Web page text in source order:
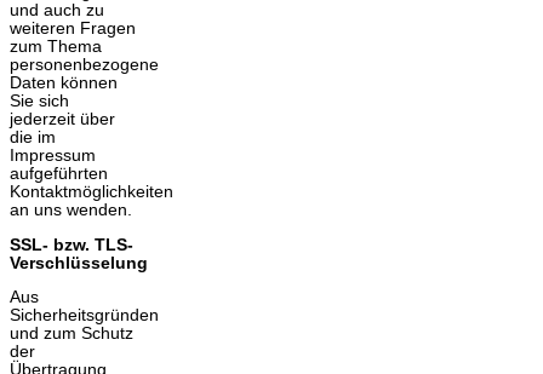
und auch zu
weiteren Fragen
zum Thema
personenbezogene
Daten können
Sie sich
jederzeit über
die im
Impressum
aufgeführten
Kontaktmöglichkeiten
an uns wenden.
SSL- bzw. TLS-
Verschlüsselung
Aus
Sicherheitsgründen
und zum Schutz
der
Übertragung